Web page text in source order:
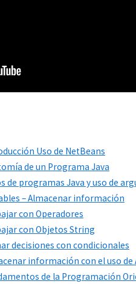
Uso de NetBeans
de un Programa Java
de programas Java y uso de
– Almacenar información
con Operadores
con Objetos String
decisiones con condicionales
información con el uso de
de la Programación